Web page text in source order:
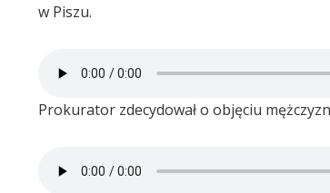
w Piszu.
Prokurator zdecydował o objęciu